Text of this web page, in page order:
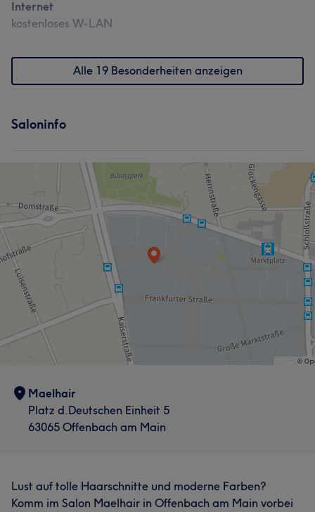
Was unsere Kunden über Eleni sagen
Internet
kostenloses W-LAN
Alle 19 Besonderheiten anzeigen
Saloninfo
Maelhair
Platz d.Deutschen Einheit 5
63065 Offenbach am Main
Lust auf tolle Haarschnitte und moderne Farben?
Komm im Salon Maelhair in Offenbach am Main vorbei